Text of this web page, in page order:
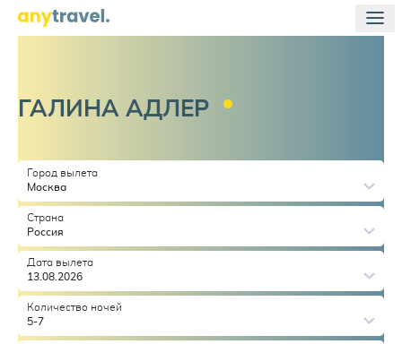
ГАЛИНА АДЛЕР
Город вылета
Москва
Страна
Россия
Дата вылета
13.08.2026
Количество ночей
5-7